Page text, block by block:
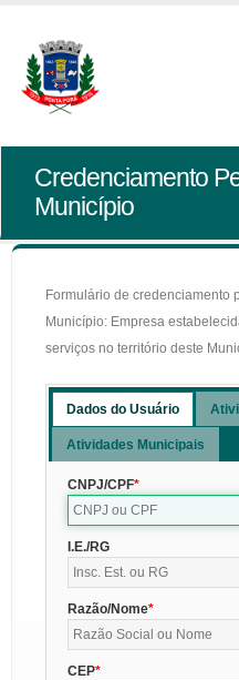
Credenciamento
Município
Formulário de credenciamento
Município: Empresa
serviços no território deste
Dados do Usuário
Atividades Municipais
CNPJ/CPF
I.E./RG
Razão/Nome
CEP